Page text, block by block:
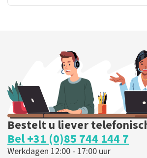
Bestelt u liever
Bel +31 (0)85 744 144 7
Werkdagen 12:00 - 17:00 uur